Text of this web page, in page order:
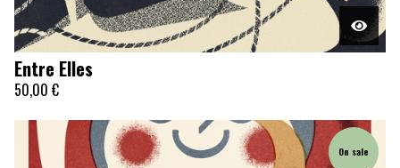
Entre Elles
50,00 €
On sale